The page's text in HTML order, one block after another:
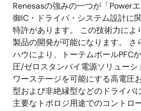
Renesasの強みの一つが「Power
御IC・ドライバ・システム設計に
特許があります。 この技術力によ
製品の開発が可能になります。 さ
ハウにより、トーテムポールPFC
圧/ゼロスタンバイ電源ソリューシ
ワーステージを可能にする高電圧
型および非絶縁型などのドライバ
主要なトポロジ用途でのコントロ